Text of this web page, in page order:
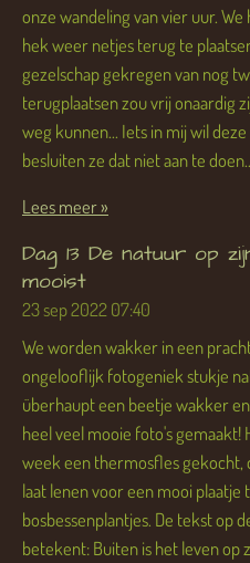
onze wandeling van vier uur.
hek weer netjes terug te
gezelschap gekregen van nog
terugplaatsen zou vrij onaardig
weg kunnen... Iets in mij wil
besluiten ze dat niet aan te
Lees meer »
Dag 13 De natuur op
mooist
23 sep 202207:40
We worden wakker in een
ongelooflijk fotogeniek stukje
überhaupt een beetje wakker
heel veel mooie foto's gemaakt!
week een thermosfles gekocht,
laat lenen voor een mooi plaatje
bosbessenplantjes. De tekst op
betekent: Buiten is het leven op